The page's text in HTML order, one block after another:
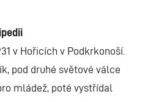
v Hořicích v Podkrkonoší.
pod druhé světové válce
mládež, poté vystřídal